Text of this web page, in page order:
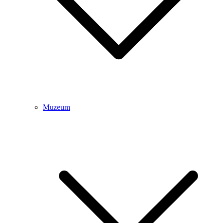
Muzeum